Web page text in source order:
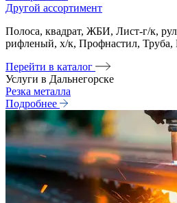
Другой ассортимент
Полоса, квадрат, ЖБИ, Лист-г/к,
рифленый, х/к, Профнастил,
Перейти в каталог
Услуги в Дальнегорске
Резка металла
Подробнее